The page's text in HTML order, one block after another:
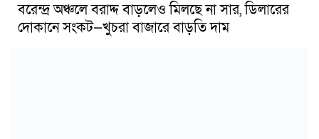
বরেন্দ্র অঞ্চলে বরাদ্দ বাড়লেও মিলছে না সার, ডিলারের
দোকানে সংকট—খুচরা বাজারে বাড়তি দাম